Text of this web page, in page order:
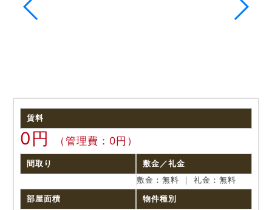
賃料
0円 （管理費：0円）
間取り
敷金／礼金
敷金：無料 ｜ 礼金：無料
部屋面積
物件種別